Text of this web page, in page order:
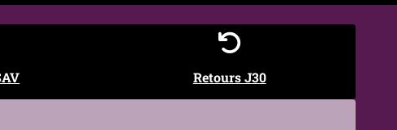
Retours J30